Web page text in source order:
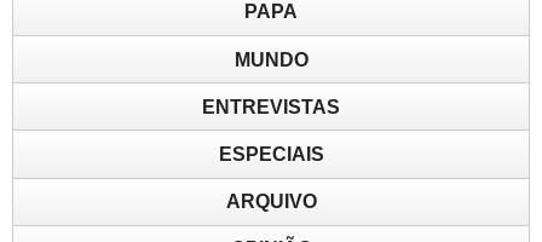
PAPA
MUNDO
ENTREVISTAS
ESPECIAIS
ARQUIVO